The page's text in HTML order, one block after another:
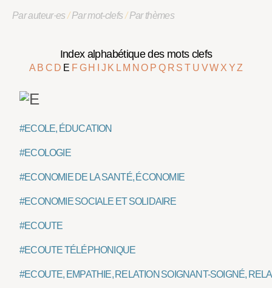
Par auteur·es/Par mot-clefs/Par thèmes
Index alphabétique des mots clefs
A B C D E F G H J K L M NO P Q R ST U VW X YZ
#ECOLE, ÉDUCATION
#ECOLOGIE
#ECONOMIE DE LA SANTÉ, ÉCONOMIE
#ECONOMIE SOCIALE ET SOLIDAIRE
#ECOUTE
#ECOUTE TÉLÉPHONIQUE
#ECOUTE, EMPATHIE, RELATION SOIGNANT-SOIGNÉ,